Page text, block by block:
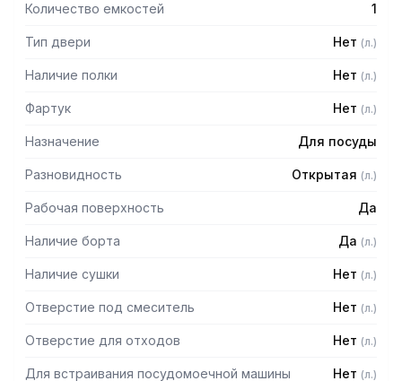
Количество емкостей 1
Тип двери Нет (л.)
Наличие полки Нет (л.)
Фартук Нет (л.)
Назначение Для посуды
Разновидность Открытая (л.)
Рабочая поверхность Да
Наличие борта Да (л.)
Наличие сушки Нет (л.)
Отверстие под смеситель Нет (л.)
Отверстие для отходов Нет (л.)
Для встраивания посудомоечной машины Нет (л.)